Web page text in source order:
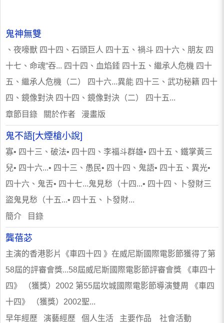
鬼神無雙
、夜嚎獸 四十四、石頭巨人 四十五、禍斗 四十六、朋友 四
十七、命魂“吞... 四十四、血焰錘 四十五、繼承人危機 四十
五、繼承人危機（二） 四十六...異能 四十三、武功秘籍 四十
四、鏡像對決 四十四、鏡像對決（二） 四十五...
章節目錄 關於作者 漫畫版
鬼不語[大煙槍小說]
寡• 四十三、破法• 四十四、李福斗群雄• 四十五、鐵掌黃三
兒• 四十六...• 四十三、愚民• 四十四、鬼語• 四十五、異光•
四十六、鬼舌• 四十七...鬼見愁（十四...• 四十四、卜發財三
盜鬼見愁（十五...• 四十五、卜發財...
簡介 目錄
龔蓓苾
主演的香港影片《車四十四 》在威尼斯國際電影節獲得了第
58屆的評審會獎...58屆威尼斯國際電影節評審會獎 《車四十
四》 （獲獎）2002 第55屆坎城國際電影節導演雙周 《車四
十四》 （獲獎）2002聖...
早年經歷 演藝經歷 個人生活 主要作品 社會活動